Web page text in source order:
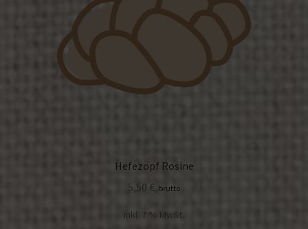
Hefezopf Rosine
5,50 € brutto
inkl. 7 % MwSt.